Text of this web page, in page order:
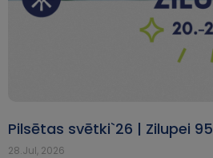
Pilsētas svētki`26 | Zilupei 95
28.Jul, 2026